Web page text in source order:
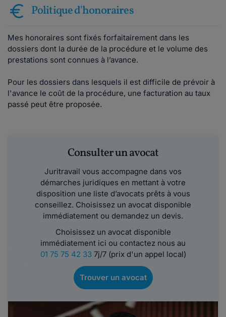
Politique d'honoraires
Mes honoraires sont fixés forfaitairement dans les
dossiers dont la durée de la procédure et le volume des
prestations sont connues à l’avance.
Pour les dossiers dans lesquels il est difficile de prévoir à
l'avance le coût de la procédure, une facturation au taux
passé peut être proposée.
Consulter un avocat
Juritravail vous accompagne dans vos
démarches juridiques en mettant à votre
disposition une liste d’avocats prêts à vous
conseillez. Choisissez un avocat disponible
immédiatement ou demandez un devis.
Choisissez un avocat disponible
immédiatement ici ou contactez nous au
01 75 75 42 337j/7 (prix d'un appel local)
Trouver un avocat